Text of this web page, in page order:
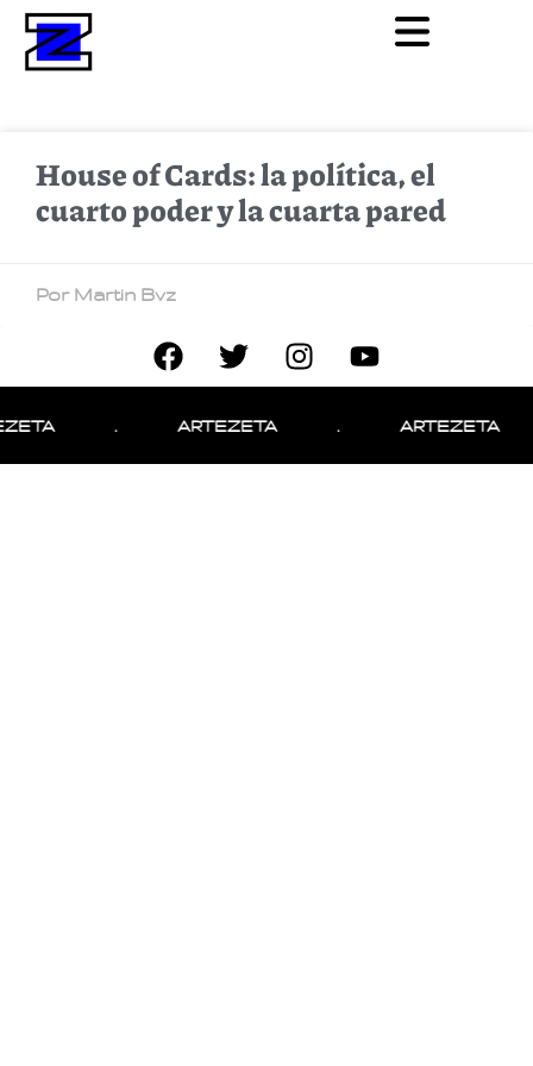
House of Cards: la política, el
cuarto poder y la cuarta pared
Por Martin Bvz
ARTEZETA ARTEZETA